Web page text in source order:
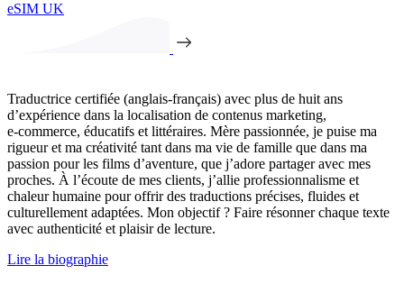
eSIM UK
Traductrice certifiée (anglais-français) avec plus de huit ans
d’expérience dans la localisation de contenus marketing,
e‑commerce, éducatifs et littéraires. Mère passionnée, je puise ma
rigueur et ma créativité tant dans ma vie de famille que dans ma
passion pour les films d’aventure, que j’adore partager avec mes
proches. À l’écoute de mes clients, j’allie professionnalisme et
chaleur humaine pour offrir des traductions précises, fluides et
culturellement adaptées. Mon objectif ? Faire résonner chaque texte
avec authenticité et plaisir de lecture.
Lire la biographie